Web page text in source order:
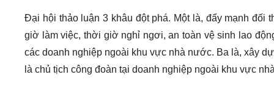
Đại hội thảo luận 3 khâu đột phá. Một là, đẩy mạnh
giờ làm việc, thời giờ nghỉ ngơi, an toàn vệ sinh lao
các doanh nghiệp ngoài khu vực nhà nước. Ba là, xây
là chủ tịch công đoàn tại doanh nghiệp ngoài khu vực